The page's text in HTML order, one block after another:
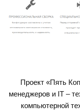
Проект «Пять
менеджеров и IT –
компьютерной